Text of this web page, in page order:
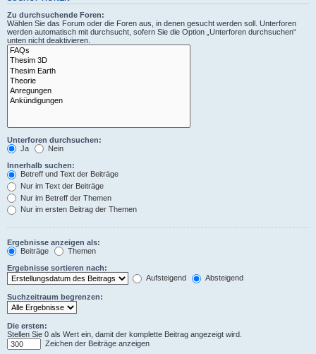
Zu durchsuchende Foren:
Wählen Sie das Forum oder die Foren aus, in denen gesucht werden soll. Unterforen
werden automatisch mit durchsucht, sofern Sie die Option „Unterforen durchsuchen“
unten nicht deaktivieren.
Unterforen durchsuchen:
Ja
Nein
Innerhalb suchen:
Betreff und Text der Beiträge
Nur im Text der Beiträge
Nur im Betreff der Themen
Nur im ersten Beitrag der Themen
Ergebnisse anzeigen als:
Beiträge
Themen
Ergebnisse sortieren nach:
Aufsteigend
Absteigend
Suchzeitraum begrenzen:
Die ersten:
Stellen Sie 0 als Wert ein, damit der komplette Beitrag angezeigt wird.
Zeichen der Beiträge anzeigen